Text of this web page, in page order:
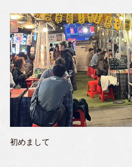
初めまして